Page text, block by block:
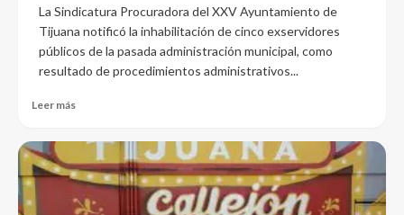
La Sindicatura Procuradora del XXV Ayuntamiento de
Tijuana notificó la inhabilitación de cinco exservidores
públicos de la pasada administración municipal, como
resultado de procedimientos administrativos...
Leer más